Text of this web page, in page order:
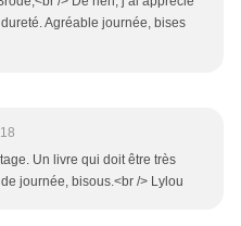
Agréable journée, bises
Un livre qui doit être très
journée, bisous.<br /> Lylou